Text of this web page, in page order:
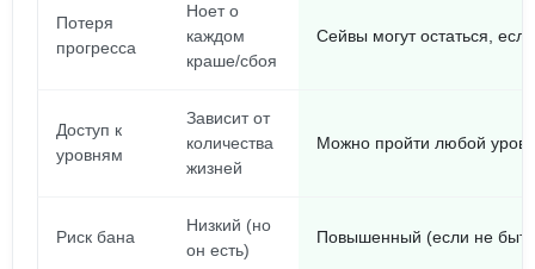
Потеря
прогресса
Ноет о
каждом
краше/сбоя
Сейвы могут остаться,
Доступ к
уровням
Зависит от
количества
жизней
Можно пройти любой
Риск бана
Низкий (но
он есть)
Повышенный (если не